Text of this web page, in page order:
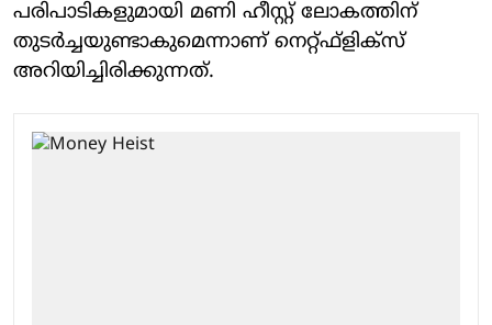
പരിപാടികളുമായി മണി ഹീസ്റ്റ് ലോകത്തിന്
തുടര്‍ച്ചയുണ്ടാകുമെന്നാണ് നെറ്റ്ഫ്‌ളിക്‌സ്
അറിയിച്ചിരിക്കുന്നത്.